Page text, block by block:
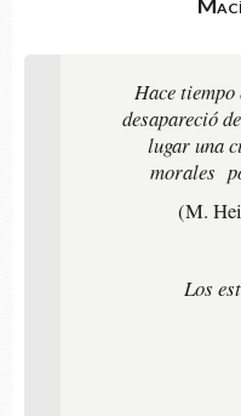
Hace tiempo
desapareció
lugar una
morales
(M.
Los